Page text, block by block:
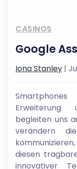
CASINOS
Google
Iona Stanley |
Erweiterung
begleiten uns
verändern
diesen
innovativer